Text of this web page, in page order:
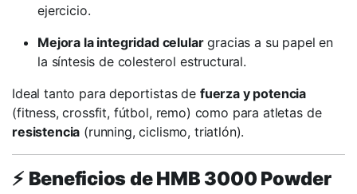
ejercicio.
Mejora la integridad celulargracias a su papel en
la síntesis de colesterol estructural.
Ideal tanto para deportistas de fuerza y potencia
(fitness, crossfit, fútbol, remo) como para atletas de
resistencia (running, ciclismo, triatlón).
⚡ Beneficios de HMB 3000 Powder